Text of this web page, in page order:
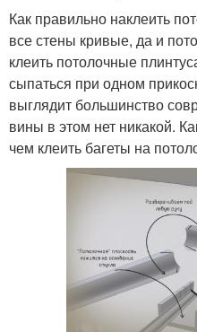
Как правильно наклеить
все стены кривые, да и
клеить потолочные
сыпаться при одном
выглядит большинство
вины в этом нет никакой.
чем клеить багеты на